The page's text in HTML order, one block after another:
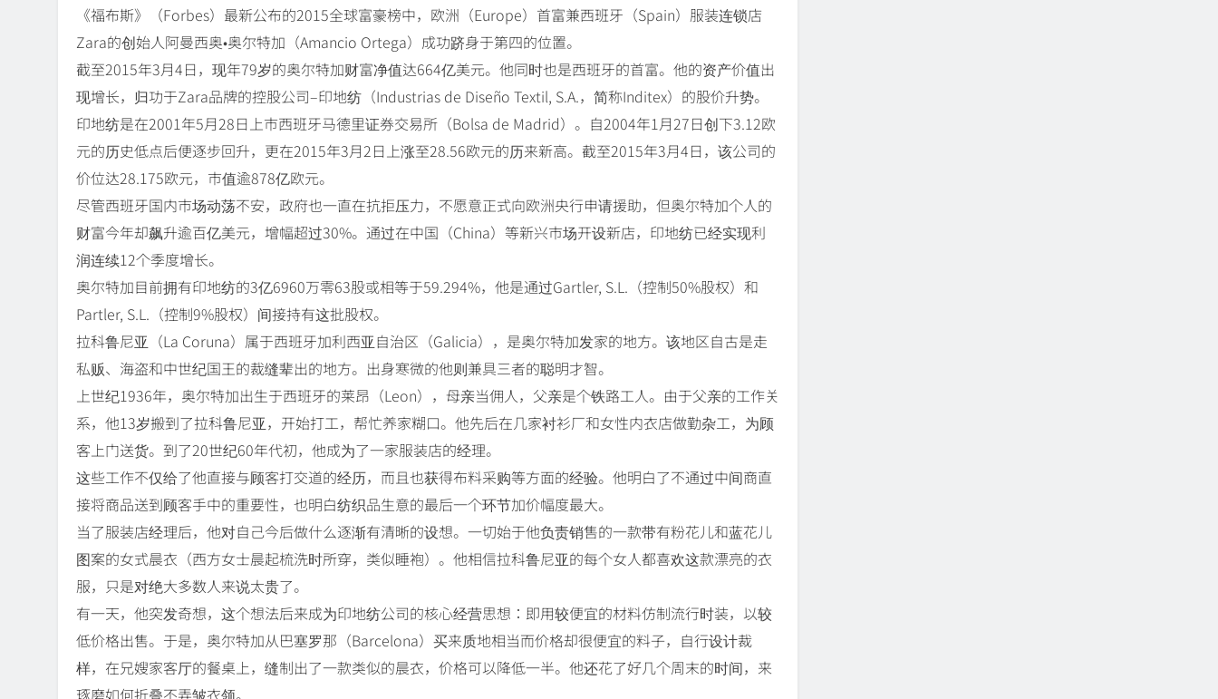
《福布斯》（Forbes）最新公布的2015全球富豪榜中，欧洲（Europe）首富兼西班牙（Spain）服装连锁店
Zara的创始人阿曼西奥•奥尔特加（Amancio Ortega）成功跻身于第四的位置。
截至2015年3月4日，现年79岁的奥尔特加财富净值达664亿美元。他同时也是西班牙的首富。他的资产价值出
现增长，归功于Zara品牌的控股公司–印地纺（Industrias de Diseño Textil, S.A.，简称Inditex）的股价升势。
印地纺是在2001年5月28日上市西班牙马德里证券交易所（Bolsa de Madrid）。自2004年1月27日创下3.12欧
元的历史低点后便逐步回升，更在2015年3月2日上涨至28.56欧元的历来新高。截至2015年3月4日，该公司的
价位达28.175欧元，市值逾878亿欧元。
尽管西班牙国内市场动荡不安，政府也一直在抗拒压力，不愿意正式向欧洲央行申请援助，但奥尔特加个人的
财富今年却飙升逾百亿美元，增幅超过30%。通过在中国（China）等新兴市场开设新店，印地纺已经实现利
润连续12个季度增长。
奥尔特加目前拥有印地纺的3亿6960万零63股或相等于59.294%，他是通过Gartler, S.L.（控制50%股权）和
Partler, S.L.（控制9%股权）间接持有这批股权。
拉科鲁尼亚（La Coruna）属于西班牙加利西亚自治区（Galicia），是奥尔特加发家的地方。该地区自古是走
私贩、海盗和中世纪国王的裁缝辈出的地方。出身寒微的他则兼具三者的聪明才智。
上世纪1936年，奥尔特加出生于西班牙的莱昂（Leon），母亲当佣人，父亲是个铁路工人。由于父亲的工作关
系，他13岁搬到了拉科鲁尼亚，开始打工，帮忙养家糊口。他先后在几家衬衫厂和女性内衣店做勤杂工，为顾
客上门送货。到了20世纪60年代初，他成为了一家服装店的经理。
这些工作不仅给了他直接与顾客打交道的经历，而且也获得布料采购等方面的经验。他明白了不通过中间商直
接将商品送到顾客手中的重要性，也明白纺织品生意的最后一个环节加价幅度最大。
当了服装店经理后，他对自己今后做什么逐渐有清晰的设想。一切始于他负责销售的一款带有粉花儿和蓝花儿
图案的女式晨衣（西方女士晨起梳洗时所穿，类似睡袍）。他相信拉科鲁尼亚的每个女人都喜欢这款漂亮的衣
服，只是对绝大多数人来说太贵了。
有一天，他突发奇想，这个想法后来成为印地纺公司的核心经营思想：即用较便宜的材料仿制流行时装，以较
低价格出售。于是，奥尔特加从巴塞罗那（Barcelona）买来质地相当而价格却很便宜的料子，自行设计裁
样，在兄嫂家客厅的餐桌上，缝制出了一款类似的晨衣，价格可以降低一半。他还花了好几个周末的时间，来
琢磨如何折叠不弄皱衣领。